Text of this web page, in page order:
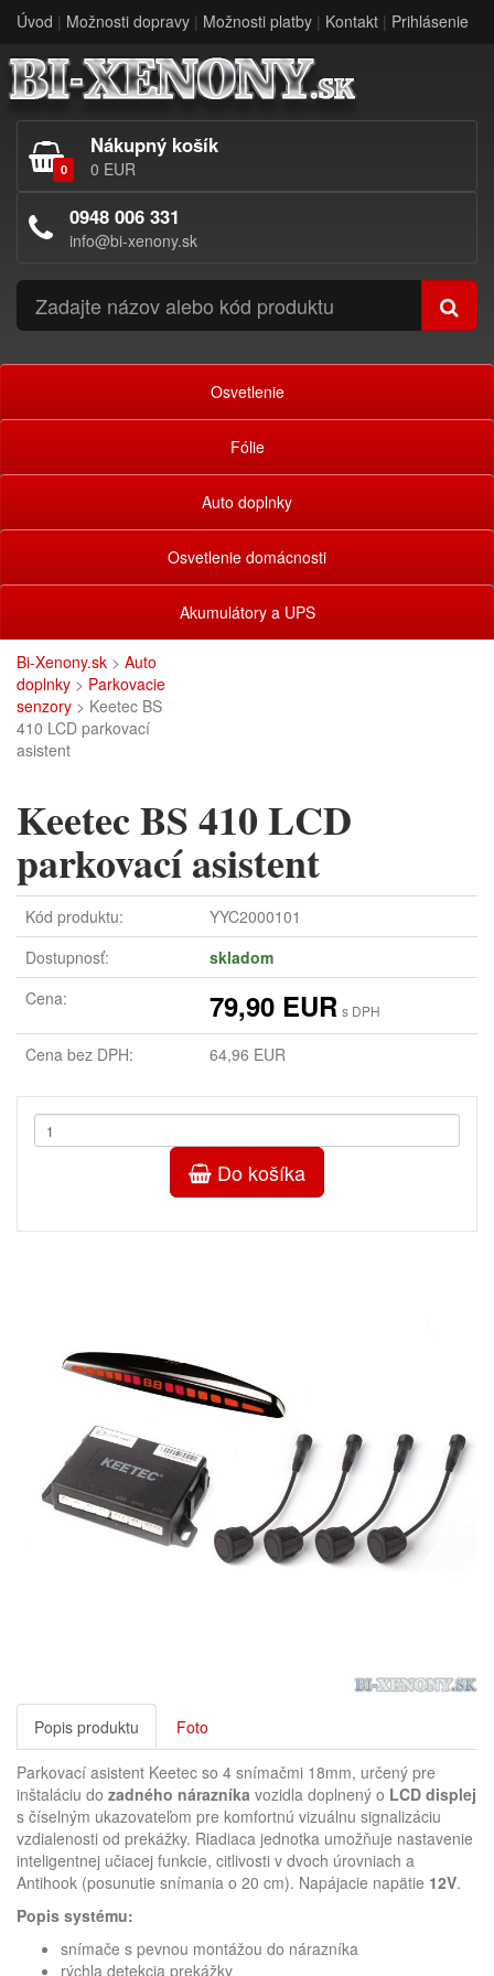
Úvod | Možnosti dopravy | Možnosti platby | Kontakt | Prihlásenie
0
Nákupný košík
0 EUR
0948 006 331
info@bi-xenony.sk
Osvetlenie
Fólie
Auto doplnky
Osvetlenie domácnosti
Akumulátory a UPS
Bi-Xenony.sk > Auto
doplnky > Parkovacie
senzory > Keetec BS
410 LCD parkovací
asistent
Keetec BS 410 LCD
parkovací asistent
Kód produktu:
YYC2000101
Dostupnosť:
skladom
Cena:
79,90 EUR s DPH
Cena bez DPH: 64,96 EUR
Do košíka
Popis produktu Foto
Parkovací asistent Keetec so 4 snímačmi 18mm, určený pre
inštaláciu do zadného nárazníka vozidla doplnený o LCD displej
s číselným ukazovateľom pre komfortnú vizuálnu signalizáciu
vzdialenosti od prekážky. Riadiaca jednotka umožňuje nastavenie
inteligentnej učiacej funkcie, citlivosti v dvoch úrovniach a
Antihook (posunutie snímania o 20 cm). Napájacie napätie 12V.
Popis systému:
snímače s pevnou montážou do nárazníka
rýchla detekcia prekážky